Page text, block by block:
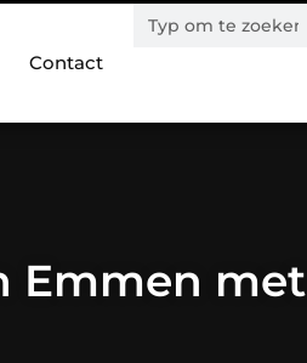
Contact
Emmen met